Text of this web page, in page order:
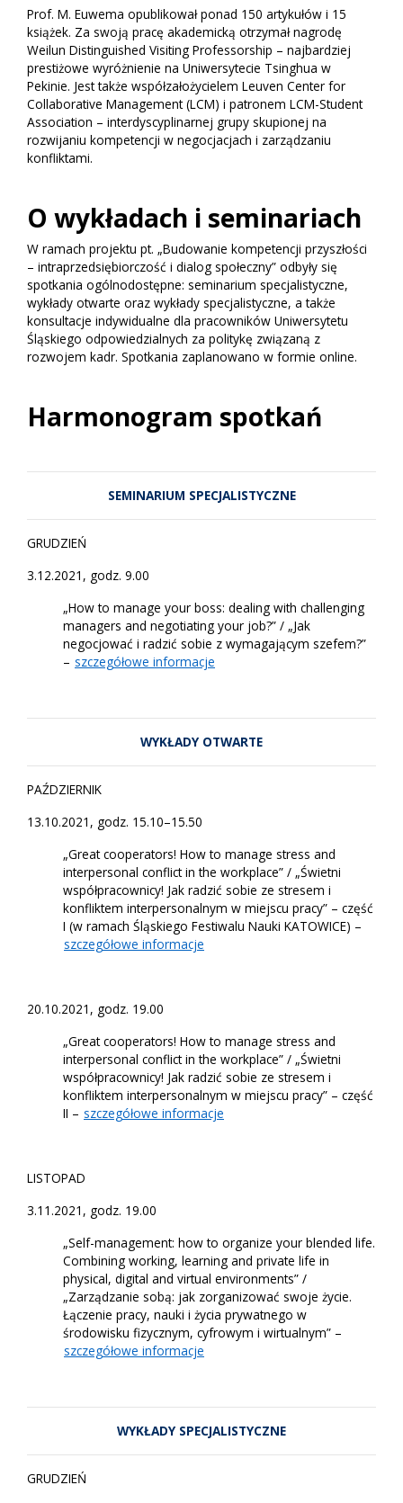
Prof. M. Euwema opublikował ponad 150 artykułów i 15
książek. Za swoją pracę akademicką otrzymał nagrodę
Weilun Distinguished Visiting Professorship – najbardziej
prestiżowe wyróżnienie na Uniwersytecie Tsinghua w
Pekinie. Jest także współzałożycielem Leuven Center for
Collaborative Management (LCM) i patronem LCM-Student
Association – interdyscyplinarnej grupy skupionej na
rozwijaniu kompetencji w negocjacjach i zarządzaniu
konfliktami.
O wykładach i seminariach
W ramach projektu pt. „Budowanie kompetencji przyszłości
– intraprzedsiębiorczość i dialog społeczny” odbyły się
spotkania ogólnodostępne: seminarium specjalistyczne,
wykłady otwarte oraz wykłady specjalistyczne, a także
konsultacje indywidualne dla pracowników Uniwersytetu
Śląskiego odpowiedzialnych za politykę związaną z
rozwojem kadr. Spotkania zaplanowano w formie online.
Harmonogram spotkań
SEMINARIUM SPECJALISTYCZNE
GRUDZIEŃ
3.12.2021, godz. 9.00
„How to manage your boss: dealing with challenging
managers and negotiating your job?” / „Jak
negocjować i radzić sobie z wymagającym szefem?”
– szczegółowe informacje
WYKŁADY OTWARTE
PAŹDZIERNIK
13.10.2021, godz. 15.10–15.50
„Great cooperators! How to manage stress and
interpersonal conflict in the workplace” / „Świetni
współpracownicy! Jak radzić sobie ze stresem i
konfliktem interpersonalnym w miejscu pracy” – część
I (w ramach Śląskiego Festiwalu Nauki KATOWICE) –
szczegółowe informacje
20.10.2021, godz. 19.00
„Great cooperators! How to manage stress and
interpersonal conflict in the workplace” / „Świetni
współpracownicy! Jak radzić sobie ze stresem i
konfliktem interpersonalnym w miejscu pracy” – część
II – szczegółowe informacje
LISTOPAD
3.11.2021, godz. 19.00
„Self-management: how to organize your blended life.
Combining working, learning and private life in
physical, digital and virtual environments” /
„Zarządzanie sobą: jak zorganizować swoje życie.
Łączenie pracy, nauki i życia prywatnego w
środowisku fizycznym, cyfrowym i wirtualnym” –
szczegółowe informacje
WYKŁADY SPECJALISTYCZNE
GRUDZIEŃ